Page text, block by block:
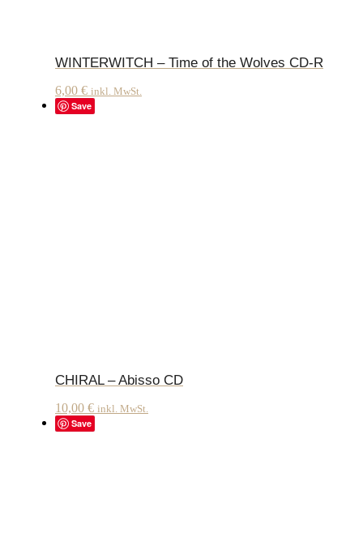
WINTERWITCH – Time of the Wolves CD-R
6,00 € inkl. MwSt.
Save
CHIRAL – Abisso CD
10,00 € inkl. MwSt.
Save